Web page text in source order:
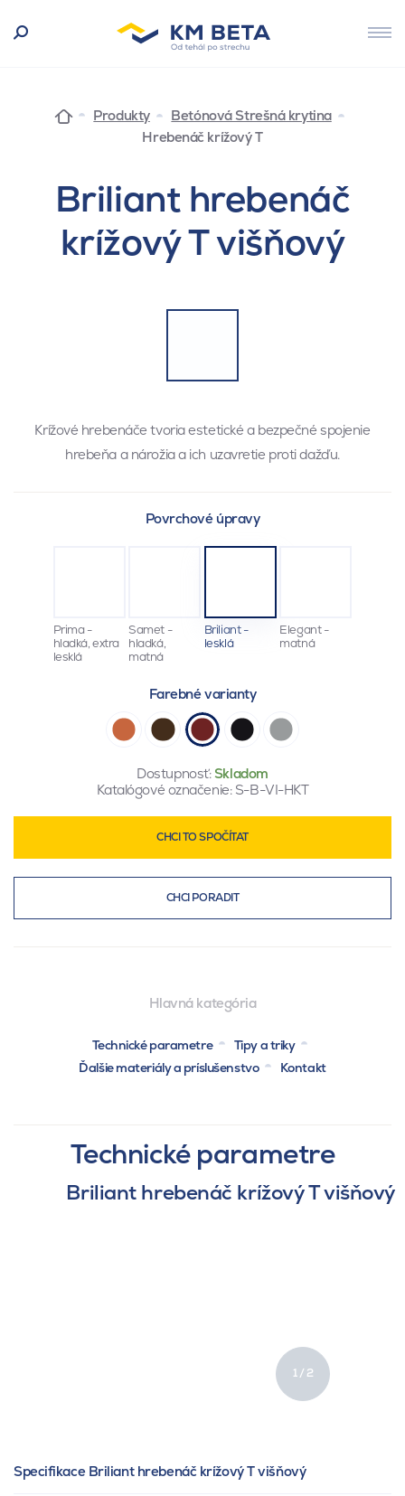
Produkty
Betónová Strešná krytina
Hrebenáč krížový T
Briliant hrebenáč
krížový T višňový
Krížové hrebenáče tvoria estetické a bezpečné spojenie
hrebeňa a nárožia a ich uzavretie proti dažďu.
Povrchové úpravy
Prima -
hladká, extra
lesklá
Samet -
hladká,
matná
Briliant -
lesklá
Elegant -
matná
Farebné varianty
Dostupnosť:Skladom
Katalógové označenie: S-B-VI-HKT
CHCI TO SPOČÍTAT
CHCI PORADIT
Hlavná kategória
Technické parametre
Tipy a triky
Ďalšie materiály a príslušenstvo
Kontakt
Technické parametre
Briliant hrebenáč krížový T višňový
1 / 2
Specifikace Briliant hrebenáč krížový T višňový